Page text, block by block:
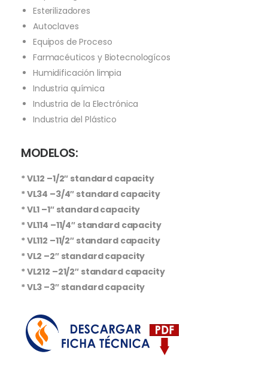
Esterilizadores
Autoclaves
Equipos de Proceso
Farmacéuticos y Biotecnologícos
Humidificación limpia
Industria química
Industria de la Electrónica
Industria del Plástico
MODELOS:
* VL12 –1/2″ standard capacity
* VL34 –3/4″ standard capacity
* VL1 –1″ standard capacity
* VL114 –11/4″ standard capacity
* VL112 –11/2″ standard capacity
* VL2 –2″ standard capacity
* VL212 –21/2″ standard capacity
* VL3 –3″ standard capacity